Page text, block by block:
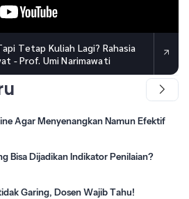
Tetap Kuliah Lagi? Rahasia
- Prof. Umi Narimawati
Agar Menyenangkan Namun Efektif
Bisa Dijadikan Indikator Penilaian?
Garing, Dosen Wajib Tahu!